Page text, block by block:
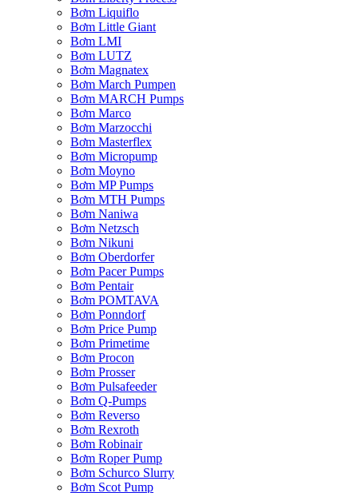
Bơm Liquiflo
Bơm Little Giant
Bơm LMI
Bơm LUTZ
Bơm Magnatex
Bơm March Pumpen
Bơm MARCH Pumps
Bơm Marco
Bơm Marzocchi
Bơm Masterflex
Bơm Micropump
Bơm Moyno
Bơm MP Pumps
Bơm MTH Pumps
Bơm Naniwa
Bơm Netzsch
Bơm Nikuni
Bơm Oberdorfer
Bơm Pacer Pumps
Bơm Pentair
Bơm POMTAVA
Bơm Ponndorf
Bơm Price Pump
Bơm Primetime
Bơm Procon
Bơm Prosser
Bơm Pulsafeeder
Bơm Q-Pumps
Bơm Reverso
Bơm Rexroth
Bơm Robinair
Bơm Roper Pump
Bơm Schurco Slurry
Bơm Scot Pump